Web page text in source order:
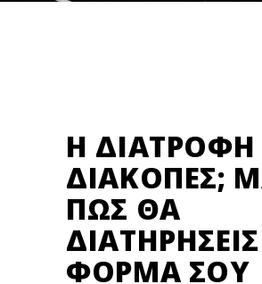
Η ΔΙΑΤΡΟΦΉ
ΔΙΑΚΟΠΈΣ;
ΠΏΣ ΘΑ
ΦΌΡΜΑ ΣΟΥ